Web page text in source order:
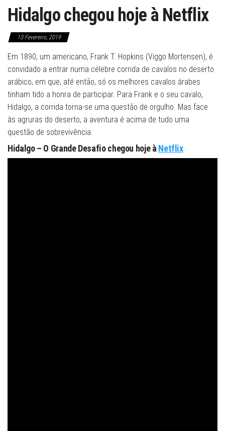
Hidalgo chegou hoje à Netflix
13 Fevereiro, 2019
Em 1890, um americano, Frank T. Hopkins (Viggo Mortensen), é
convidado a entrar numa célebre corrida de cavalos no deserto
arábico, em que, até então, só os melhores cavalos árabes
tinham tido a honra de participar. Para Frank e o seu cavalo,
Hidalgo, a corrida torna-se uma questão de orgulho. Mas face
às agruras do deserto, a aventura é acima de tudo uma
questão de sobrevivência.
Hidalgo – O Grande Desafio chegou hoje à Netflix